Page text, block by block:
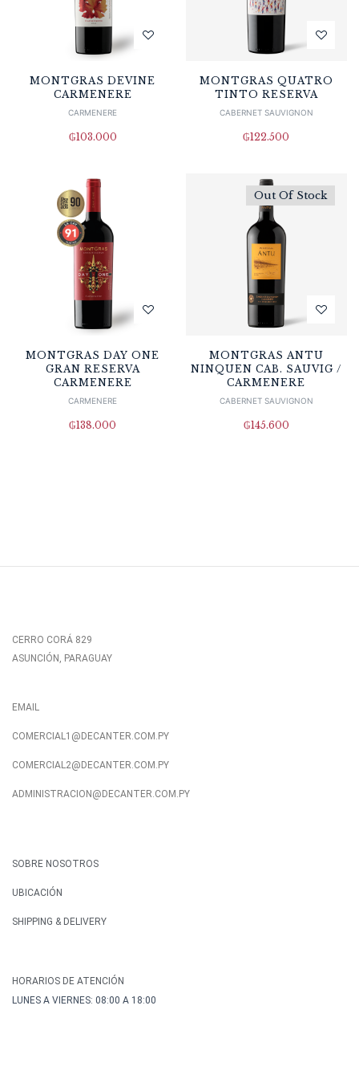
MONTGRAS DEVINE
CARMENERE
CARMENERE
₲103.000
MONTGRAS QUATRO
TINTO RESERVA
CABERNET SAUVIGNON
₲122.500
MONTGRAS DAY ONE
GRAN RESERVA
CARMENERE
CARMENERE
₲138.000
Out Of Stock
MONTGRAS ANTU
NINQUEN CAB. SAUVIG /
CARMENERE
CABERNET SAUVIGNON
₲145.600
CERRO CORÁ 829
ASUNCIÓN, PARAGUAY
EMAIL
COMERCIAL1@DECANTER.COM.PY
COMERCIAL2@DECANTER.COM.PY
ADMINISTRACION@DECANTER.COM.PY
SOBRE NOSOTROS
UBICACIÓN
SHIPPING & DELIVERY
HORARIOS DE ATENCIÓN
LUNES A VIERNES: 08:00 A 18:00